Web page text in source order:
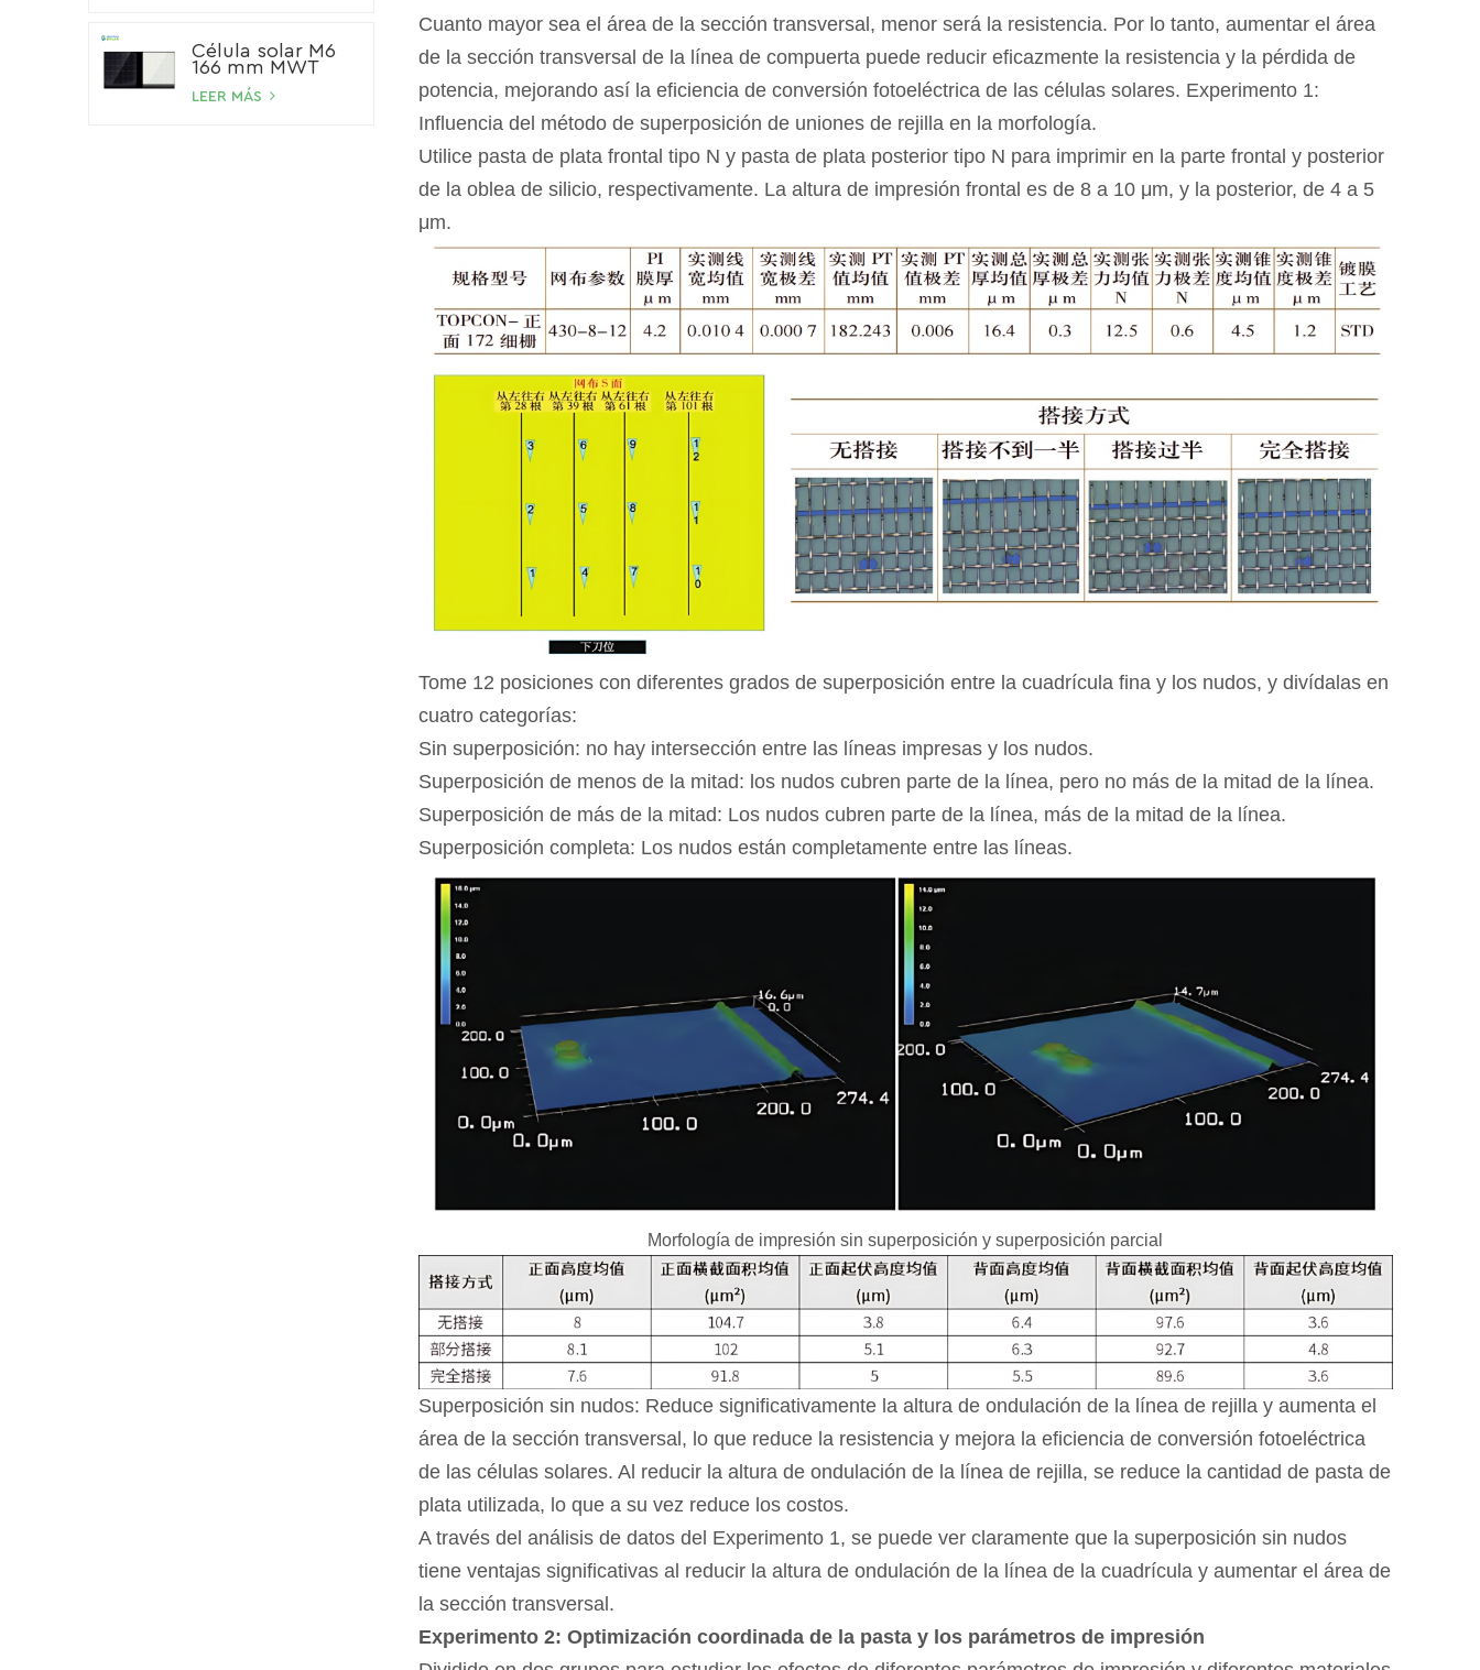
100kW 200kW
500kW
Célula solar M6
166 mm MWT
LEER MÁS
Cuanto mayor sea el área de la sección transversal, menor será la resistencia. Por lo tanto, aumentar el área
de la sección transversal de la línea de compuerta puede reducir eficazmente la resistencia y la pérdida de
potencia, mejorando así la eficiencia de conversión fotoeléctrica de las células solares. Experimento 1:
Influencia del método de superposición de uniones de rejilla en la morfología.
Utilice pasta de plata frontal tipo N y pasta de plata posterior tipo N para imprimir en la parte frontal y posterior
de la oblea de silicio, respectivamente. La altura de impresión frontal es de 8 a 10 μm, y la posterior, de 4 a 5
μm.
Tome 12 posiciones con diferentes grados de superposición entre la cuadrícula fina y los nudos, y divídalas en
cuatro categorías:
Sin superposición: no hay intersección entre las líneas impresas y los nudos.
Superposición de menos de la mitad: los nudos cubren parte de la línea, pero no más de la mitad de la línea.
Superposición de más de la mitad: Los nudos cubren parte de la línea, más de la mitad de la línea.
Superposición completa: Los nudos están completamente entre las líneas.
Morfología de impresión sin superposición y superposición parcial
Superposición sin nudos: Reduce significativamente la altura de ondulación de la línea de rejilla y aumenta el
área de la sección transversal, lo que reduce la resistencia y mejora la eficiencia de conversión fotoeléctrica
de las células solares. Al reducir la altura de ondulación de la línea de rejilla, se reduce la cantidad de pasta de
plata utilizada, lo que a su vez reduce los costos.
A través del análisis de datos del Experimento 1, se puede ver claramente que la superposición sin nudos
tiene ventajas significativas al reducir la altura de ondulación de la línea de la cuadrícula y aumentar el área de
la sección transversal.
Experimento 2: Optimización coordinada de la pasta y los parámetros de impresión